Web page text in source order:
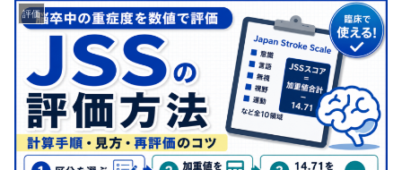
評価